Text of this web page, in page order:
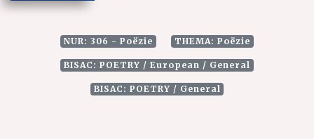
NUR: 306 - Poëzie THEMA: Poëzie
BISAC: POETRY / European / General
BISAC: POETRY / General